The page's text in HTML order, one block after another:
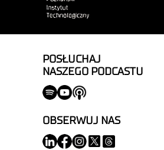
POSŁUCHAJ
NASZEGO PODCASTU
OBSERWUJ NAS